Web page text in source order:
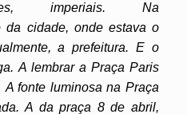
imperiais. Na
da cidade, onde estava o
a prefeitura. E o
A lembrar a Praça Paris
fonte luminosa na Praça
A da praça 8 de abril,